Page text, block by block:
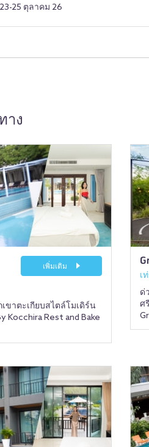
25 ตุลาคม 26
าง
เพิ่มเติม
ขาตะเกียบสไตล์โมเดิร์น
Kocchira Rest and Bake
เ
ด่
ศ